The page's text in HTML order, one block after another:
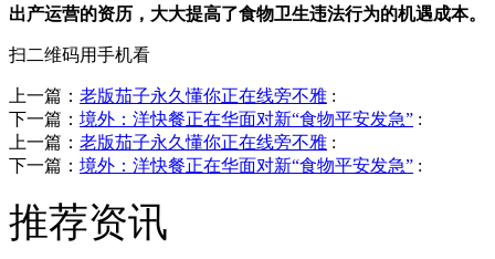
出产运营的资历，大大提高了食物卫生违法行为的机遇成本。
扫二维码用手机看
上一篇： 老版茄子永久懂你正在线旁不雅 :
下一篇： 境外：洋快餐正在华面对新“食物平安发急” :
上一篇： 老版茄子永久懂你正在线旁不雅 :
下一篇： 境外：洋快餐正在华面对新“食物平安发急” :
推荐资讯